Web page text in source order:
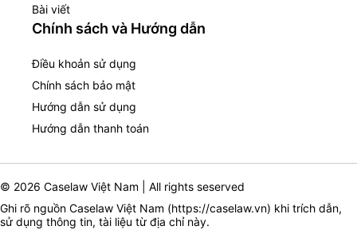
Bài viết
Chính sách và Hướng dẫn
Điều khoản sử dụng
Chính sách bảo mật
Hướng dẫn sử dụng
Hướng dẫn thanh toán
© 2026 Caselaw Việt Nam | All rights seserved
Ghi rõ nguồn Caselaw Việt Nam (https://caselaw.vn) khi trích dẫn,
sử dụng thông tin, tài liệu từ địa chỉ này.